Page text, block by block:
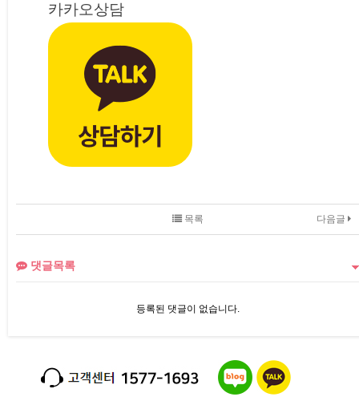
카카오상담
다음글
목록
댓글목록
등록된 댓글이 없습니다.